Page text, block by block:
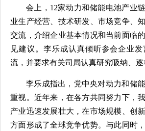
会上，12家动力和储能电池产业
业生产经营、技术研发、市场竞争、
交流，介绍企业基本情况和当前面临
见建议。李乐成认真倾听参会企业
流，并要求有关司局认真研究吸纳、逐
李乐成指出，党中央对动力和储
重视。近年来，在各方共同努力下，
产业迅速发展壮大，在市场规模、创
方面形成了全球竞争优势。与此同时